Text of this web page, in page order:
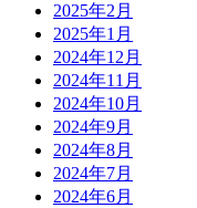
2025年2月
2025年1月
2024年12月
2024年11月
2024年10月
2024年9月
2024年8月
2024年7月
2024年6月